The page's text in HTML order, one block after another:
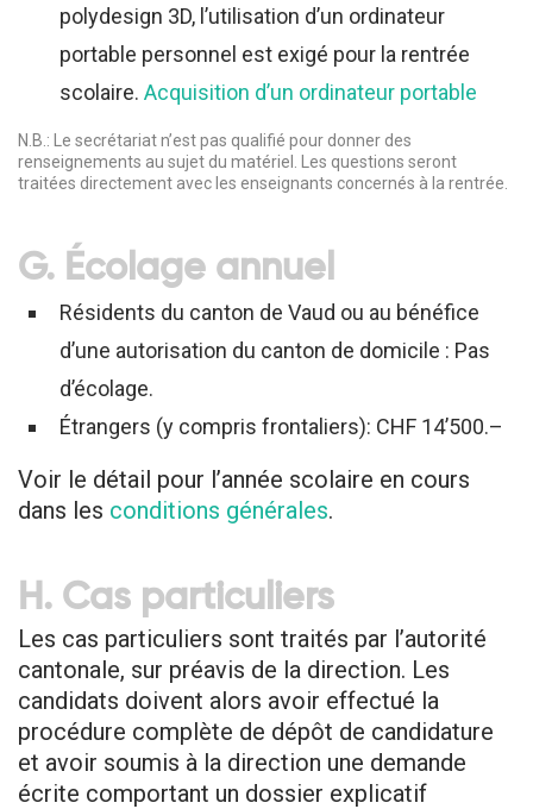
polydesign 3D, l’utilisation d’un ordinateur
portable personnel est exigé pour la rentrée
scolaire. Acquisition d’un ordinateur portable
N.B.: Le secrétariat n’est pas qualifié pour donner des
renseignements au sujet du matériel. Les questions seront
traitées directement avec les enseignants concernés à la rentrée.
G. Écolage annuel
Résidents du canton de Vaud ou au bénéfice
d’une autorisation du canton de domicile : Pas
d’écolage.
Étrangers (y compris frontaliers): CHF 14’500.–
Voir le détail pour l’année scolaire en cours
dans les conditions générales.
H. Cas particuliers
Les cas particuliers sont traités par l’autorité
cantonale, sur préavis de la direction. Les
candidats doivent alors avoir effectué la
procédure complète de dépôt de candidature
et avoir soumis à la direction une demande
écrite comportant un dossier explicatif